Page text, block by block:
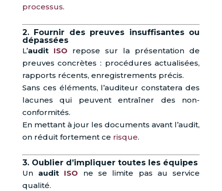
processus.
2. Fournir des preuves insuffisantes ou
dépassées
L’audit ISOrepose sur la présentation de
preuves concrètes : procédures actualisées,
rapports récents, enregistrements précis.
Sans ces éléments, l’auditeur constatera des
lacunes qui peuvent entraîner des non-
conformités.
En mettant à jour les documents avant l’audit,
on réduit fortement ce risque.
3. Oublier d’impliquer toutes les équipes
Un audit ISO ne se limite pas au service
qualité.